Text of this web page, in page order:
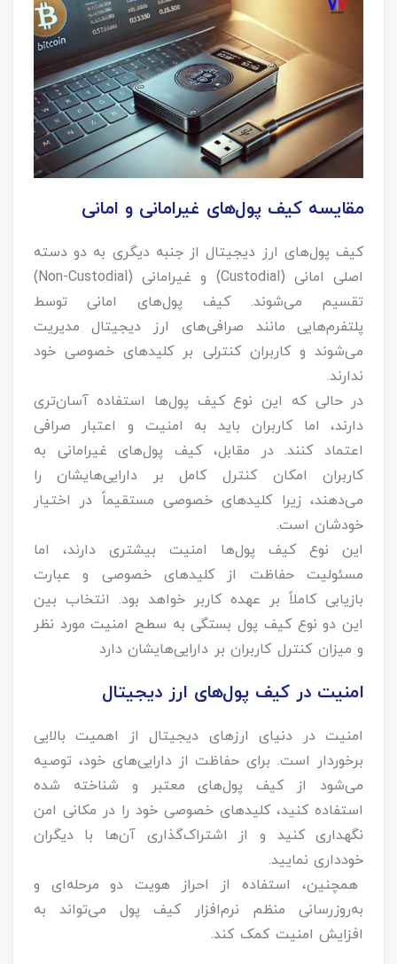
مقایسه کیف پول‌های غیرامانی و امانی
کیف پول‌های ارز دیجیتال از جنبه دیگری به دو دسته
اصلی امانی (Custodial) و غیرامانی (Non-Custodial)
تقسیم می‌شوند. کیف پول‌های امانی توسط
پلتفرم‌هایی مانند صرافی‌های ارز دیجیتال مدیریت
می‌شوند و کاربران کنترلی بر کلیدهای خصوصی خود
ندارند.
در حالی که این نوع کیف پول‌ها استفاده آسان‌تری
دارند، اما کاربران باید به امنیت و اعتبار صرافی
اعتماد کنند. در مقابل، کیف پول‌های غیرامانی به
کاربران امکان کنترل کامل بر دارایی‌هایشان را
می‌دهند، زیرا کلیدهای خصوصی مستقیماً در اختیار
خودشان است.
این نوع کیف پول‌ها امنیت بیشتری دارند، اما
مسئولیت حفاظت از کلیدهای خصوصی و عبارت
بازیابی کاملاً بر عهده کاربر خواهد بود. انتخاب بین
این دو نوع کیف پول بستگی به سطح امنیت مورد نظر
و میزان کنترل کاربران بر دارایی‌هایشان دارد
امنیت در کیف پول‌های ارز دیجیتال
امنیت در دنیای ارزهای دیجیتال از اهمیت بالایی
برخوردار است. برای حفاظت از دارایی‌های خود، توصیه
می‌شود از کیف پول‌های معتبر و شناخته‌ شده
استفاده کنید، کلیدهای خصوصی خود را در مکانی امن
نگهداری کنید و از اشتراک‌گذاری آن‌ها با دیگران
خودداری نمایید.
همچنین، استفاده از احراز هویت دو مرحله‌ای و
به‌روزرسانی منظم نرم‌افزار کیف پول می‌تواند به
افزایش امنیت کمک کند.